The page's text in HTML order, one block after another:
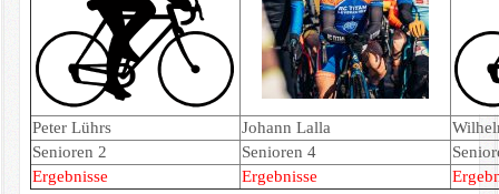
Peter Lührs Johann Lalla
Senioren 2
Senioren 4
Ergebnisse Ergebnisse